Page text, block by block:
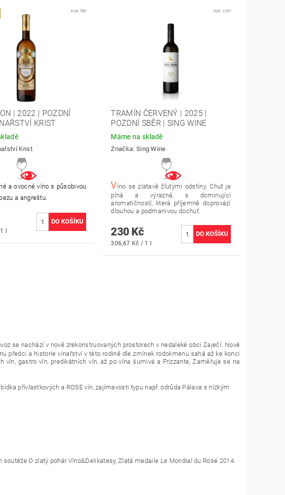
Kód: 990
| 2022 | POZDNÍ
KRIST
Krist
a ovocné víno s působivou
a angreštu.
l
Kód:2357
TRAMÍN ČERVENÝ | 2025 |
POZDNÍ SBĚR | SING WINE
Máme na skladě
Značka: Sing Wine
Víno se zlatavě žlutými odstíny. Chuť je
plná a výrazná, s dominující
aromatičností, která příjemně doprovází
dlouhou a podmanivou dochuť.
230 Kč
306,67 Kč / 1 l
se nachází v nově zrekonstruovaných prostorech v nedaleké obci Zaječí. Nově
předci a historie vinařství v této rodině dle zmínek rodokmenu sahá až ke konci
gastro vín, predikátních vín, až po vína šumivá a Frizzante, Zaměřuje se na
přívlastkových a ROSE vín, zajímavosti typu např. odrůda Pálava s nízkým
O zlatý pohár Víno&Delikatesy, Zlatá medaile Le Mondial du Rosé 2014.